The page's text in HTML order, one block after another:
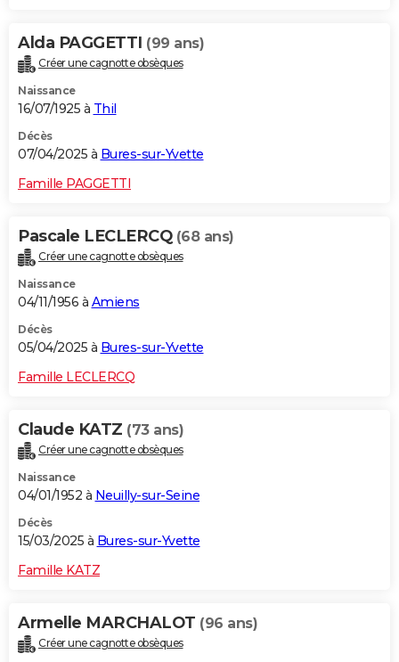
Alda PAGGETTI (99 ans)
Créer une cagnotte obsèques
Naissance
16/07/1925 à Thil
Décès
07/04/2025 à Bures-sur-Yvette
Famille PAGGETTI
Pascale LECLERCQ (68 ans)
Créer une cagnotte obsèques
Naissance
04/11/1956 à Amiens
Décès
05/04/2025 à Bures-sur-Yvette
Famille LECLERCQ
Claude KATZ (73 ans)
Créer une cagnotte obsèques
Naissance
04/01/1952 à Neuilly-sur-Seine
Décès
15/03/2025 à Bures-sur-Yvette
Famille KATZ
Armelle MARCHALOT (96 ans)
Créer une cagnotte obsèques